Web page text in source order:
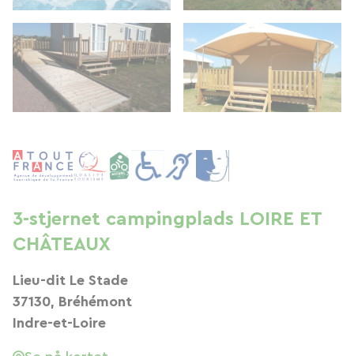
3-stjernet campingplads LOIRE ET
CHÂTEAUX
Lieu-dit Le Stade
37130, Bréhémont
Indre-et-Loire